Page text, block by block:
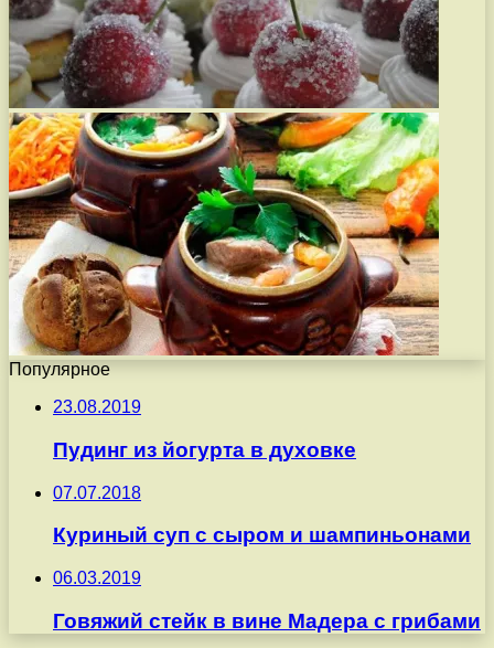
Популярное
23.08.2019
Пудинг из йогурта в духовке
07.07.2018
Куриный суп с сыром и шампиньонами
06.03.2019
Говяжий стейк в вине Мадера с грибами